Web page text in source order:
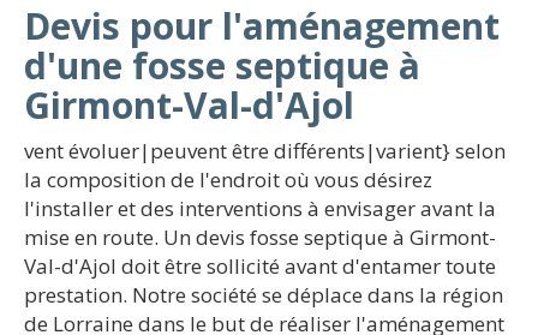
Devis pour l'aménagement
d'une fosse septique à
Girmont-Val-d'Ajol
vent évoluer|peuvent être différents|varient} selon
la composition de l'endroit où vous désirez
l'installer et des interventions à envisager avant la
mise en route. Un devis fosse septique à Girmont-
Val-d'Ajol doit être sollicité avant d'entamer toute
prestation. Notre société se déplace dans la région
de Lorraine dans le but de réaliser l'aménagement